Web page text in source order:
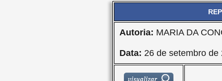
Autoria: MARIA DA
Data: 26 de setembro de